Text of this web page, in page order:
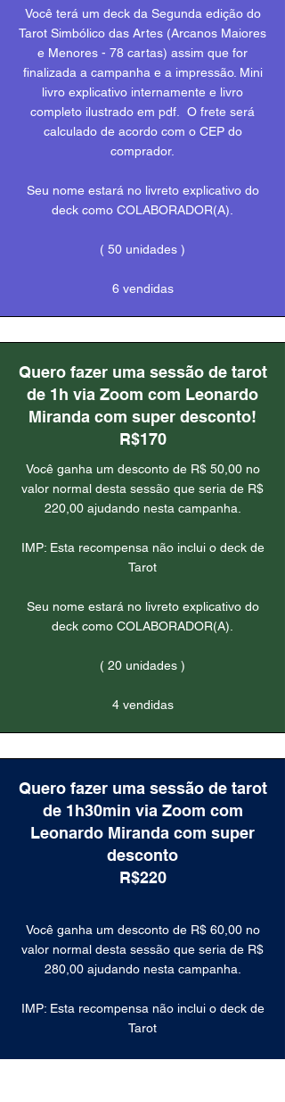
Você terá um deck da Segunda edição do
Tarot Simbólico das Artes (Arcanos Maiores
e Menores - 78 cartas) assim que for
finalizada a campanha e a impressão. Mini
livro explicativo internamente e livro
completo ilustrado em pdf. O frete será
calculado de acordo com o CEP do
comprador.
Seu nome estará no livreto explicativo do
deck como COLABORADOR(A).
( 50 unidades )
6 vendidas
Quero fazer uma sessão de tarot
de 1h via Zoom com Leonardo
Miranda com super desconto!
R$170
Você ganha um desconto de R$ 50,00 no
valor normal desta sessão que seria de R$
220,00 ajudando nesta campanha.
IMP: Esta recompensa não inclui o deck de
Tarot
Seu nome estará no livreto explicativo do
deck como COLABORADOR(A).
( 20 unidades )
4 vendidas
Quero fazer uma sessão de tarot
de 1h30min via Zoom com
Leonardo Miranda com super
desconto
R$220
Você ganha um desconto de R$ 60,00 no
valor normal desta sessão que seria de R$
280,00 ajudando nesta campanha.
IMP: Esta recompensa não inclui o deck de
Tarot